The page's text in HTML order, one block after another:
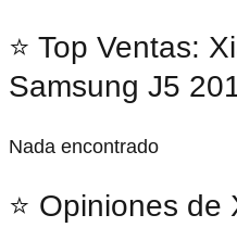
⭐ Top Ventas:
Samsung J5
Nada encontrado
⭐ Opiniones de